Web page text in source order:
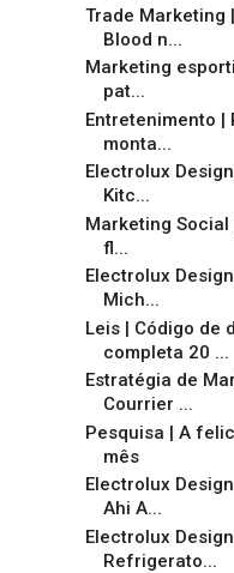
Trade Marketing
Blood n...
Marketing
pat...
Entretenimento |
monta...
Electrolux
Kitc...
Marketing Social
fl...
Electrolux
Mich...
Leis | Código de
completa 20 ...
Estratégia de
Courrier ...
Pesquisa | A
mês
Electrolux
Ahi A...
Electrolux
Refrigerato...